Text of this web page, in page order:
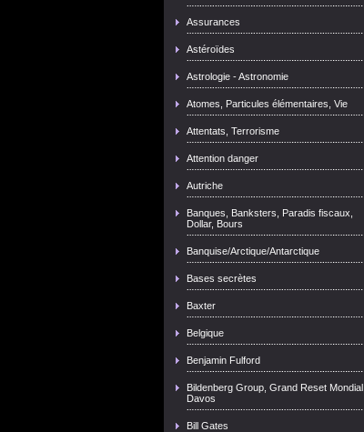
Assurances
Astéroïdes
Astrologie - Astronomie
Atomes, Particules élémentaires, Vie
Attentats, Terrorisme
Attention danger
Autriche
Banques, Banksters, Paradis fiscaux,
Dollar, Bours
Banquise/Arctique/Antarctique
Bases secrètes
Baxter
Belgique
Benjamin Fulford
Bildenberg Group, Grand Reset Mondial,
Davos
Bill Gates